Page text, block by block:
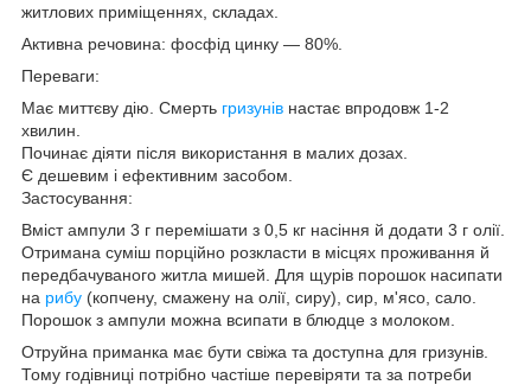
житлових приміщеннях, складах.
Активна речовина: фосфід цинку — 80%.
Переваги:
Має миттєву дію. Смерть гризунів настає впродовж 1-2
хвилин.
Починає діяти після використання в малих дозах.
Є дешевим і ефективним засобом.
Застосування:
Вміст ампули 3 г перемішати з 0,5 кг насіння й додати 3 г олії.
Отримана суміш порційно розкласти в місцях проживання й
передбачуваного житла мишей. Для щурів порошок насипати
на рибу (копчену, смажену на олії, сиру), сир, м'ясо, сало.
Порошок з ампули можна всипати в блюдце з молоком.
Отруйна приманка має бути свіжа та доступна для гризунів.
Тому годівниці потрібно частіше перевіряти та за потреби